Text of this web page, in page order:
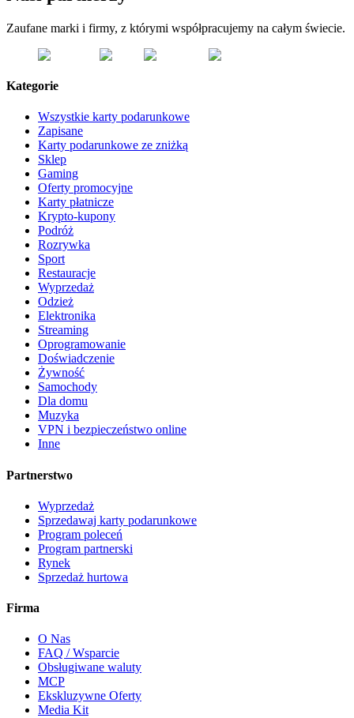
Zaufane marki i firmy, z którymi współpracujemy na całym świecie.
Kategorie
Wszystkie karty podarunkowe
Zapisane
Karty podarunkowe ze zniżką
Sklep
Gaming
Oferty promocyjne
Karty płatnicze
Krypto-kupony
Podróż
Rozrywka
Sport
Restauracje
Wyprzedaż
Odzież
Elektronika
Streaming
Oprogramowanie
Doświadczenie
Żywność
Samochody
Dla domu
Muzyka
VPN i bezpieczeństwo online
Inne
Partnerstwo
Wyprzedaż
Sprzedawaj karty podarunkowe
Program poleceń
Program partnerski
Rynek
Sprzedaż hurtowa
Firma
O Nas
FAQ / Wsparcie
Obsługiwane waluty
MCP
Ekskluzywne Oferty
Media Kit